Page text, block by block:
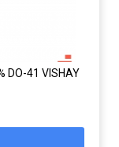
DO-41 VISHAY